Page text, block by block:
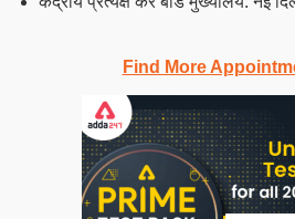
Find More